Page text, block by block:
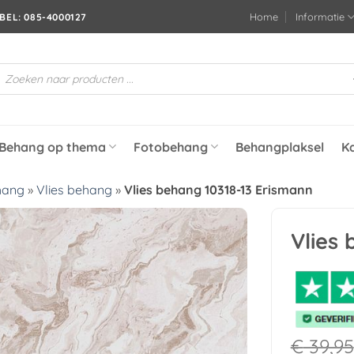
085-4000127 Home Informatie
op thema Fotobehang Behangplaksel
» Vlies behang » Vlies behang 10318-13 Erismann
aan
verlanglijst
Vlies
€39,95